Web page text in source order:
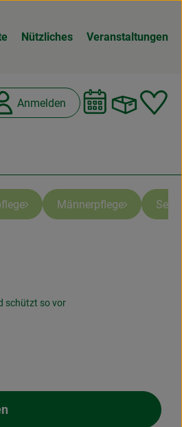
Nützliches Veranstaltungen
Anmelden
Männerpflege
schützt so vor
Warenkorb hinzufügen